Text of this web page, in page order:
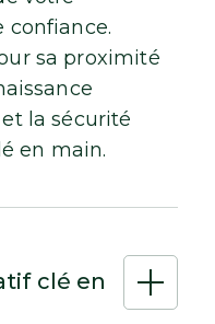
confiance.
sa proximité
la sécurité
en main.
clé en